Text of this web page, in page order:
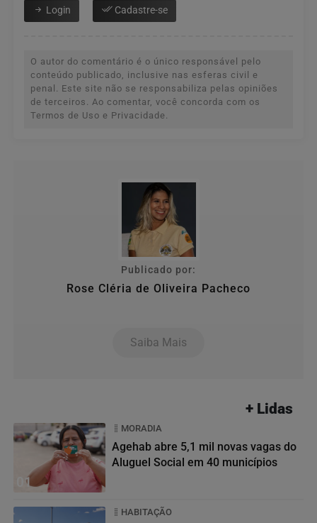
Login Cadastre-se
O autor do comentário é o único responsável pelo
conteúdo publicado, inclusive nas esferas civil e
penal. Este site não se responsabiliza pelas opiniões
de terceiros. Ao comentar, você concorda com os
Termos de Uso e Privacidade.
Publicado por:
Rose Cléria de Oliveira Pacheco
Saiba Mais
+ Lidas
01
MORADIA
Agehab abre 5,1 mil novas vagas do
Aluguel Social em 40 municípios
HABITAÇÃO